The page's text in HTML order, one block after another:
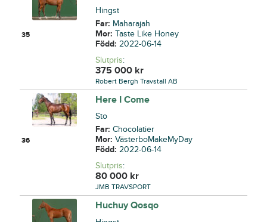
35
Hingst
Far: Maharajah
Mor:Taste Like Honey
Född:2022-06-14
Slutpris:
375 000 kr
Robert Bergh Travstall AB
36
Here I Come
Sto
Far:Chocolatier
Mor:VästerboMakeMyDay
Född:2022-06-14
Slutpris:
80 000 kr
JMB TRAVSPORT
Huchuy Qosqo